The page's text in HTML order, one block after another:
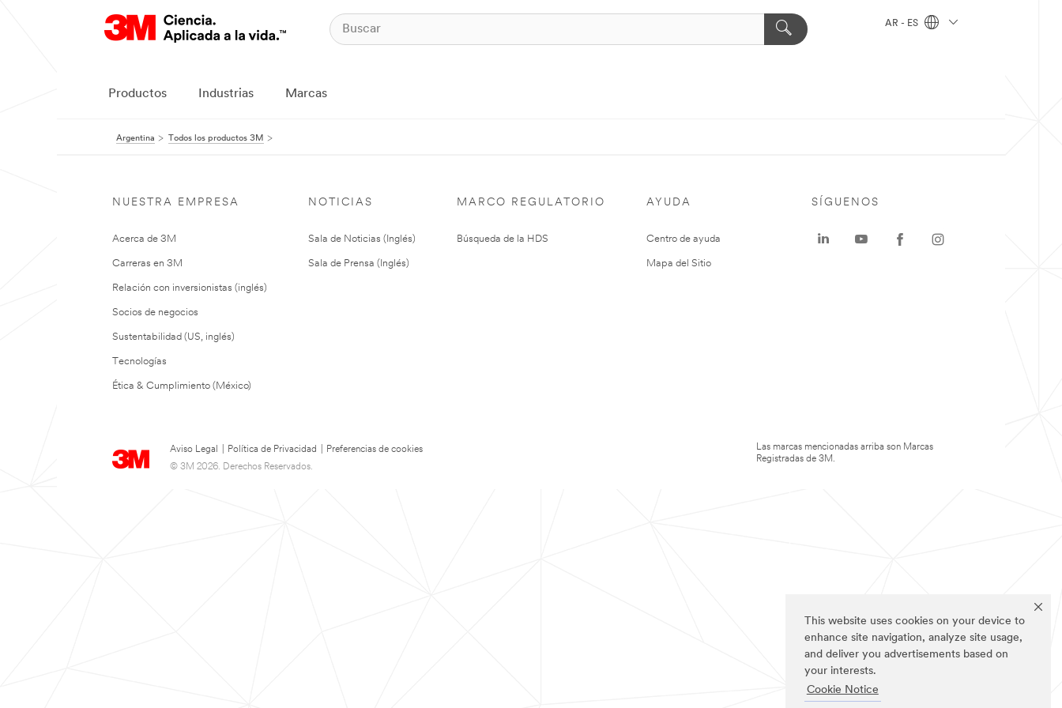
This website uses cookies on your device to
enhance site navigation, analyze site usage,
and deliver you advertisements based on
your interests.
Cookie Notice
AR - ES
Productos Industrias Marcas
Argentina Todos los productos 3M
NUESTRA EMPRESA
Acerca de 3M
Carreras en 3M
Relación con inversionistas (inglés)
Socios de negocios
Sustentabilidad (US, inglés)
Tecnologías
Ética & Cumplimiento (México)
NOTICIAS
Sala de Noticias (Inglés)
Sala de Prensa (Inglés)
MARCO REGULATORIO
Búsqueda de la HDS
AYUDA
Centro de ayuda
Mapa del Sitio
Aviso Legal Política de Privacidad
Preferencias de cookies
© 3M 2026. Derechos Reservados.
SÍGUENOS
Las marcas mencionadas arriba son Marcas
Registradas de 3M.